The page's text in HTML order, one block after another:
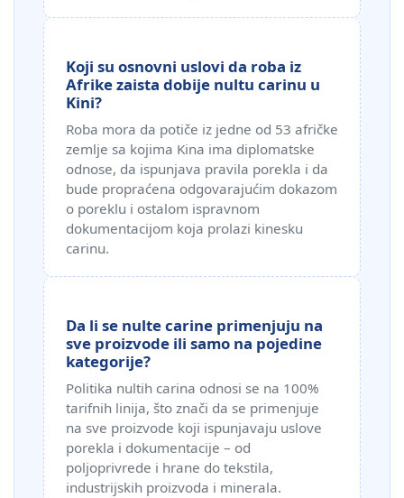
Koji su osnovni uslovi da roba iz
Afrike zaista dobije nultu carinu u
Kini?
Roba mora da potiče iz jedne od 53 afričke
zemlje sa kojima Kina ima diplomatske
odnose, da ispunjava pravila porekla i da
bude propraćena odgovarajućim dokazom
o poreklu i ostalom ispravnom
dokumentacijom koja prolazi kinesku
carinu.
Da li se nulte carine primenjuju na
sve proizvode ili samo na pojedine
kategorije?
Politika nultih carina odnosi se na 100%
tarifnih linija, što znači da se primenjuje
na sve proizvode koji ispunjavaju uslove
porekla i dokumentacije – od
poljoprivrede i hrane do tekstila,
industrijskih proizvoda i minerala.